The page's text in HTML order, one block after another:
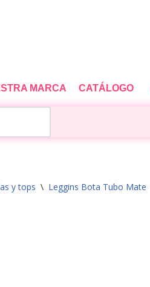
MARCA CATÁLOGO
y tops \ Leggins Bota Tubo Mate